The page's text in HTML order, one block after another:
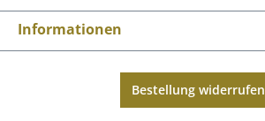
Informationen
Bestellung widerrufen